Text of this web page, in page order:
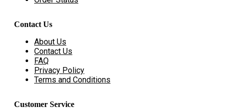
Contact Us
About Us
Contact Us
FAQ
Privacy Policy
Terms and Conditions
Customer Service